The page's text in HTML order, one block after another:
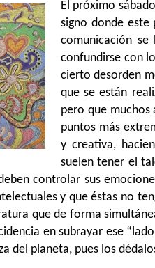
El próximo
signo donde este
comunicación
confundirse con
cierto desorden
que se están
pero que muchos
puntos más
y creativa,
suelen tener el
controlar sus
y que éstas no
que de forma
en subrayar ese
del planeta, pues los